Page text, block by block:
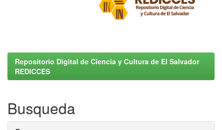
Repositorio Digital de Ciencia y Cultura de El Salvador
REDICCES
Busqueda